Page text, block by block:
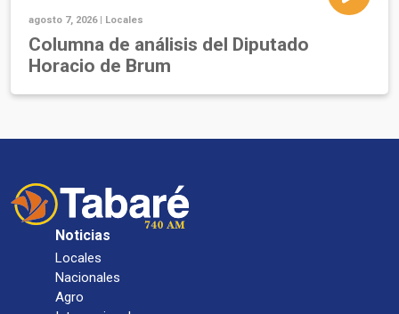
agosto 7, 2026 | Locales
Columna de análisis del Diputado
Horacio de Brum
Noticias
Locales
Nacionales
Agro